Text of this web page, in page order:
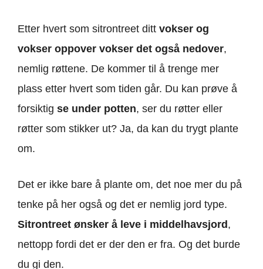
Etter hvert som sitrontreet ditt vokser og
vokser oppover vokser det også nedover,
nemlig røttene. De kommer til å trenge mer
plass etter hvert som tiden går. Du kan prøve å
forsiktig se under potten, ser du røtter eller
røtter som stikker ut? Ja, da kan du trygt plante
om.
Det er ikke bare å plante om, det noe mer du på
tenke på her også og det er nemlig jord type.
Sitrontreet ønsker å leve i middelhavsjord ,
nettopp fordi det er der den er fra. Og det burde
du gi den.